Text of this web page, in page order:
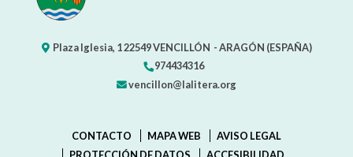
Plaza Iglesia, 122549VENCILLÓN - ARAGÓN (ESPAÑA)
974434316
vencillon@lalitera.org
CONTACTO MAPA WEB
AVISO LEGAL